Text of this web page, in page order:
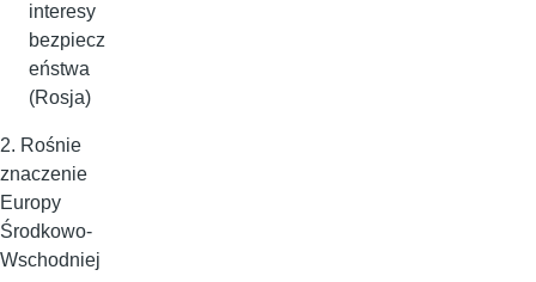
interesy
bezpiecz
eństwa
(Rosja)
2. Rośnie
znaczenie
Europy
Środkowo-
Wschodniej